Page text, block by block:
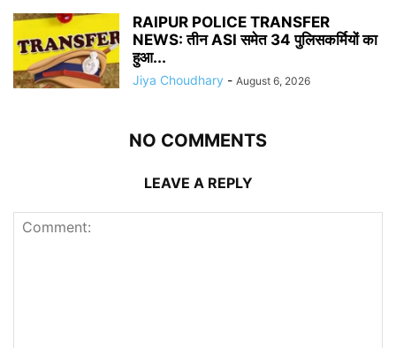
RAIPUR POLICE TRANSFER
NEWS: तीन ASI समेत 34 पुलिसकर्मियों का
हुआ...
Jiya Choudhary - August 6, 2026
NO COMMENTS
LEAVE A REPLY